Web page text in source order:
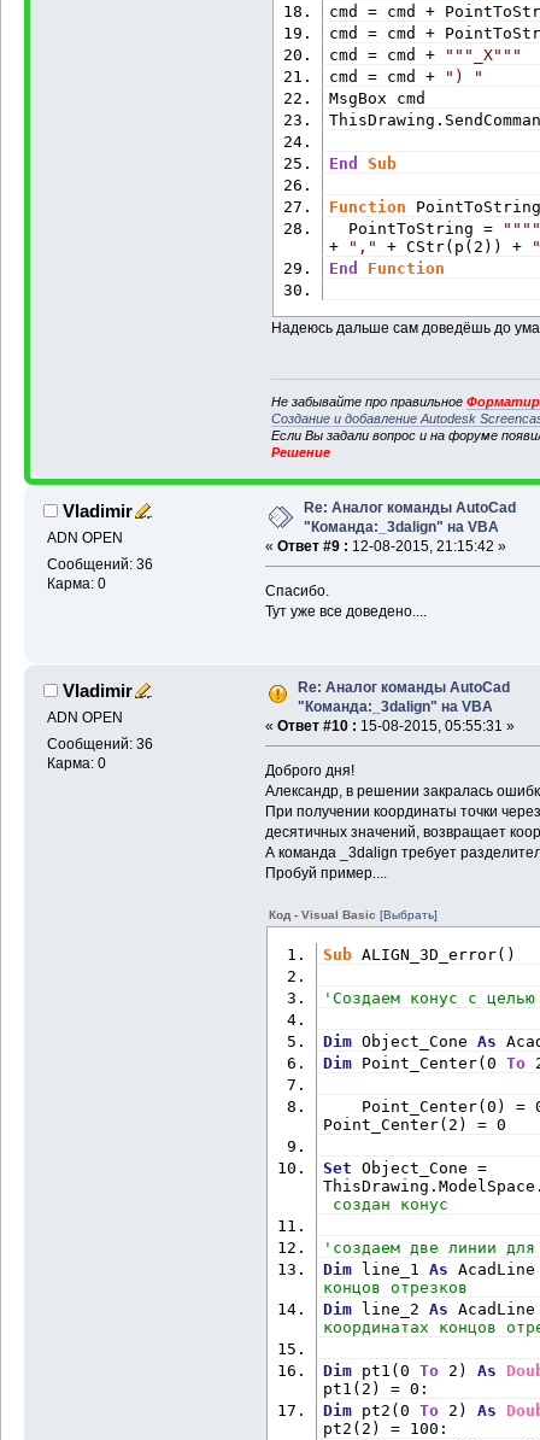
cmd = cmd +
cmd = cmd +
cmd = cmd +
"" "_X" ""
cmd = cmd +
") "
MsgBox cmd
End Sub
Function
PointToString =
""
+
"," + CStr(p(2)) +
End
Function
Надеюсь дальше сам доведёшь до
Не забывайте про правильное
Создание и добавление Autodesk
Если Вы задали вопрос и на форуме
Решение
Vladimir
ADN OPEN
Сообщений: 36
Карма: 0
Re: Аналог команды AutoCad
"Команда:_3dalign" на VBA
« Ответ #9 : 12-08-2015, 21:15:42 »
Спасибо.
Тут уже все доведено....
Vladimir
ADN OPEN
Сообщений: 36
Карма: 0
Re: Аналог команды AutoCad
"Команда:_3dalign" на VBA
« Ответ #10 : 15-08-2015, 05:55:31 »
Доброго дня!
Александр, в решении закралась
При получении координаты точки
десятичных значений, возвращает
А команда _3dalign требует
Пробуй пример....
Код - Visual Basic [Выбрать]
Sub ALIGN_3D_error()
'Создаем конус с целью
Dim Object_Cone As
Dim Point_Center(0 To
Point_Center(0) =
Point_Center(2) = 0
Set Object_Cone =
создан конус
'создаем две линии для
Dim line_1 As
концов отрезков
Dim line_2 As
координатах концов
Dim pt1(0 To 2) As
pt1(2) = 0:
Dim pt2(0 To 2) As
pt2(2) = 100: